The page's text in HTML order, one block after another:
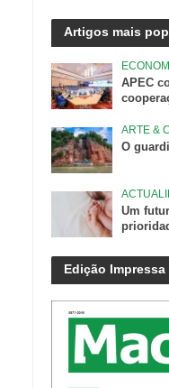
Artigos mais
APEC
ARTE &
O
Um
Edição Impressa